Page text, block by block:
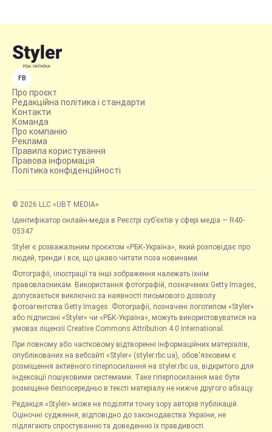
FB
Про проєкт
Редакційна політика і стандарти
Контакти
Команда
Про компанію
Реклама
Правила користування
Правова інформація
Політика конфіденційності
© 2026 LLC «UBT MEDIA»
Ідентифікатор онлайн-медіа в Реєстрі суб’єктів у сфері медіа — R40-
05347
Styler є розважальним проєктом «РБК-Україна», який розповідає про
людей, тренди і все, що цікаво читати поза новинами.
Фотографії, ілюстрації та інші зображення належать їхнім
правовласникам. Використання фотографій, позначених Getty Images,
допускається виключно за наявності письмового дозволу
фотоагентства Getty Images. Фотографії, позначені логотипом «Styler»
або підписані «Styler» чи «РБК-Україна», можуть використовуватися на
умовах ліцензії Creative Commons Attribution 4.0 International.
При повному або частковому відтворенні інформаційних матеріалів,
опублікованих на вебсайті «Styler» (styler.rbc.ua), обов'язковим є
розміщення активного гіперпосилання на styler.rbc.ua, відкритого для
індексації пошуковими системами. Таке гіперпосилання має бути
розміщене безпосередньо в тексті матеріалу не нижче другого абзацу.
Редакція «Styler» може не поділяти точку зору авторів публікацій.
Оціночні судження, відповідно до законодавства України, не
підлягають спростуванню та доведенню їх правдивості.